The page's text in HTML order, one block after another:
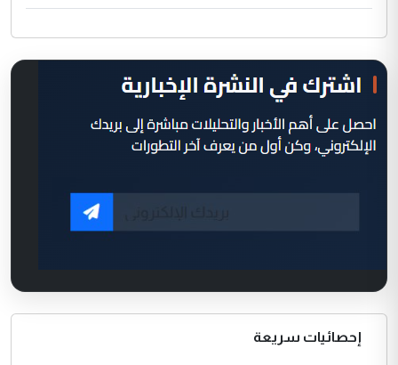
إحصائيات سريعة